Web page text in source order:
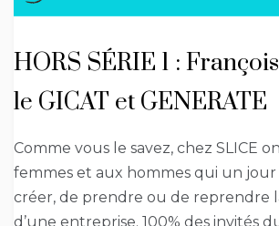
HORS SÉRIE 1 :
le GICAT et GENERATE
Comme vous le savez, chez SLICE
femmes et aux hommes qui un
créer, de prendre ou de reprendre
d’une entreprise. 100% des invités